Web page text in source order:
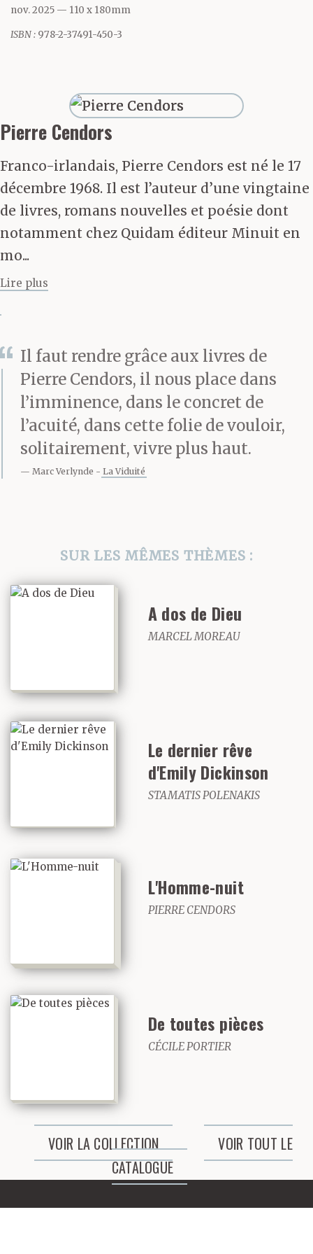
œuvre moderne et
universelle ne s’en fait
directement l’écho.
Quand d’autres
photographes se
mobilisaient, souvent
au prix de leur vie, sur
le front de l’actualité,
avait choisi une autre
voie. Celle dont aucune
enseigne dans aucune
ville ne vantait la
valeur marchande, celle
œuvre picturale, au noir
paradoxalement saturé
de lumière, témoigne et
silencieuse d’une
secrète ferveur.
On a ainsi longtemps
commis l’erreur de
réduire son art à la
simple exécution de
« photo-poèmes »,
davantage pour justifier
par des impératifs
médiatiques, que par
démarche.
Celle-ci, cependant,
tenait toute entière
dans une phrase que
nov. 2025 — 110 x 180mm
ISBN : 978-2-37491-450-3
Pierre Cendors
Franco-irlandais, Pierre Cendors est né le 17
décembre 1968. Il est l’auteur d’une vingtaine
de livres, romans nouvelles et poésie dont
notamment chez Quidam éditeur Minuit en
mo...
Lire plus
Il faut rendre grâce aux livres de
Pierre Cendors, il nous place dans
l’imminence, dans le concret de
l’acuité, dans cette folie de vouloir,
solitairement, vivre plus haut.
Marc Verlynde La Viduité
SUR LES MÊMES THÈMES :
A dos de Dieu
MARCEL MOREAU
Le dernier rêve
d'Emily Dickinson
STAMATIS POLENAKIS
L'Homme-nuit
PIERRE CENDORS
De toutes pièces
CÉCILE PORTIER
VOIR LA COLLECTION
VOIR TOUT LE
CATALOGUE